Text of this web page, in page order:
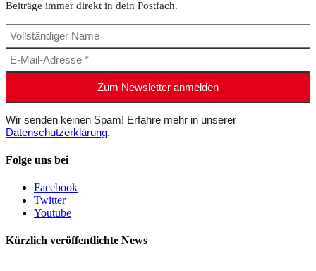
Beiträge immer direkt in dein Postfach.
Wir senden keinen Spam! Erfahre mehr in unserer
Datenschutzerklärung.
Folge uns bei
Facebook
Twitter
Youtube
Kürzlich veröffentlichte News